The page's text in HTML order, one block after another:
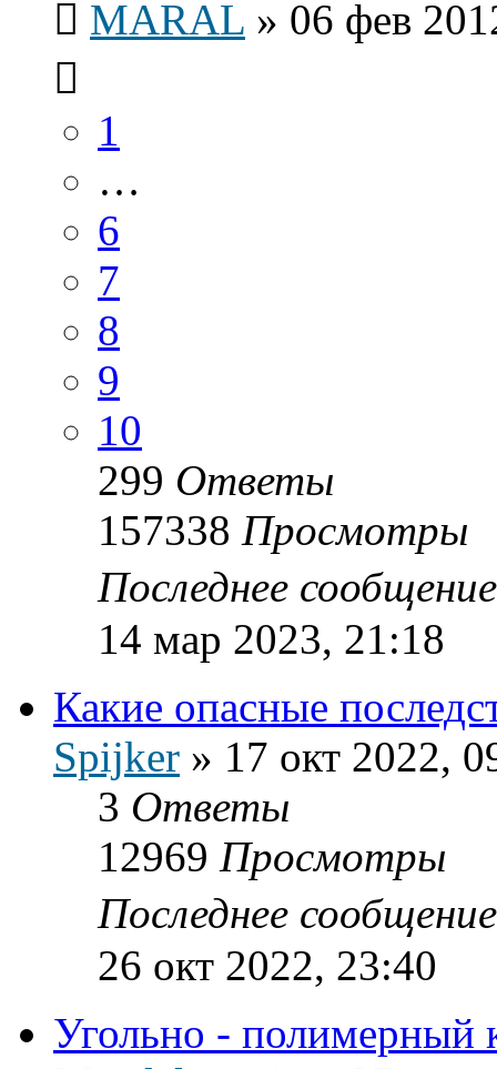
MARAL » 06 фев
1
…
6
7
8
9
10
299 Ответы
157338 Просмотры
Последнее
14 мар 2023, 21:18
Какие опасные
Spijker » 17 окт 2022,
3 Ответы
12969 Просмотры
Последнее
26 окт 2022, 23:40
Угольно - полимерный